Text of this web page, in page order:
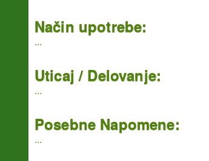
Način upotrebe:
...
Uticaj / Delovanje:
...
Posebne Napomene:
...